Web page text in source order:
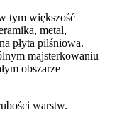
tym większość
metal,
płyta pilśniowa.
majsterkowaniu
obszarze
warstw.